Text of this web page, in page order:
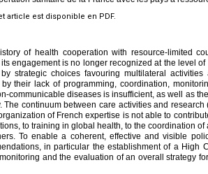
article est disponible en PDF.
of health cooperation with resource-limited
engagement is no longer recognized at the level
strategic choices favouring multilateral
their lack of programming, coordination,
communicable diseases is insufficient, as well as
The continuum between care activities and
of French expertise is not able to
to training in global health, to the coordination
To enable a coherent, effective and visible
in particular the establishment of a High
and the evaluation of an overall strategy